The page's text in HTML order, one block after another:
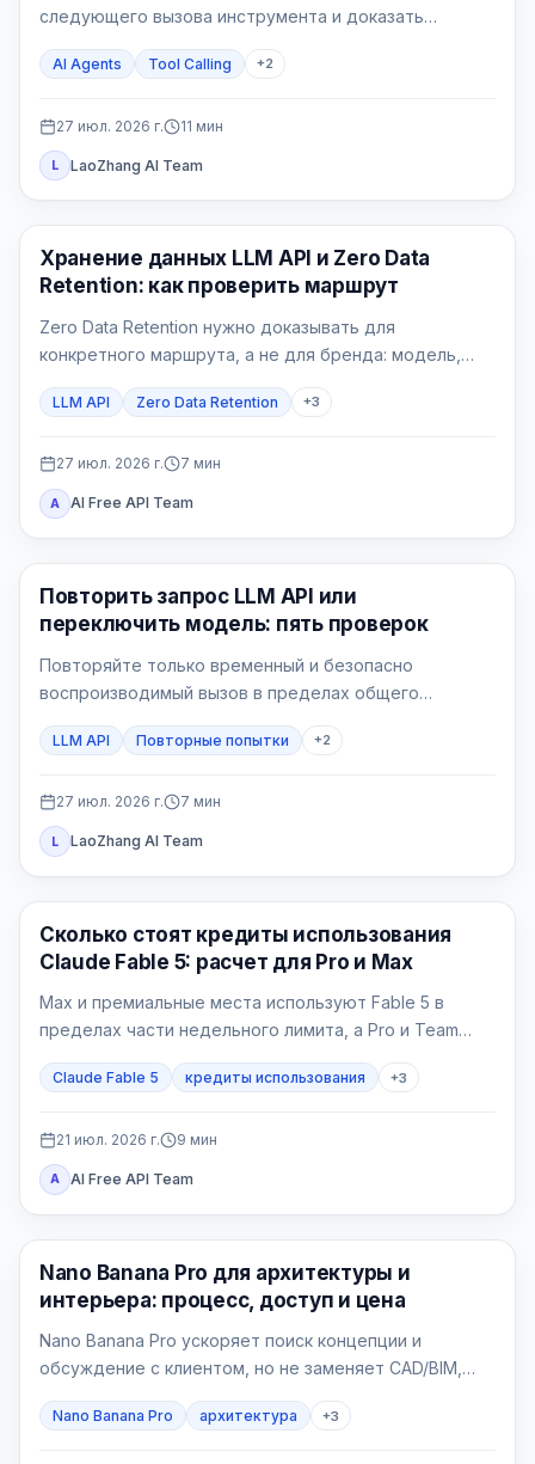
следующего вызова инструмента и доказать
AI Agents Tool Calling +2
27 июл. 2026 г. 11 мин
L LaoZhang AI Team
Руководства по API
Хранение данных LLM API и Zero Data
Retention: как проверить маршрут
Zero Data Retention нужно доказывать для
конкретного маршрута, а не для бренда: модель,
иметь разные правила.
LLM API Zero Data Retention +3
27 июл. 2026 г. 7 мин
A AI Free API Team
API Guide
Повторить запрос LLM API или
переключить модель: пять проверок
Повторяйте только временный и безопасно
воспроизводимый вызов в пределах общего
заранее принятый для этого процесса.
LLM API Повторные попытки +2
27 июл. 2026 г. 7 мин
L LaoZhang AI Team
Claude AI
Сколько стоят кредиты использования
Claude Fable 5: расчет для Pro и Max
Max и премиальные места используют Fable 5 в
пределах части недельного лимита, а Pro и Team
Claude Fable 5 кредиты использования +3
21 июл. 2026 г. 9 мин
A AI Free API Team
Генерация изображений ИИ
Nano Banana Pro для архитектуры и
интерьера: процесс, доступ и цена
Nano Banana Pro ускоряет поиск концепции и
обсуждение с клиентом, но не заменяет CAD/BIM,
Главное — фиксировать геометрию и отбраковывать
Nano Banana Pro архитектура +3